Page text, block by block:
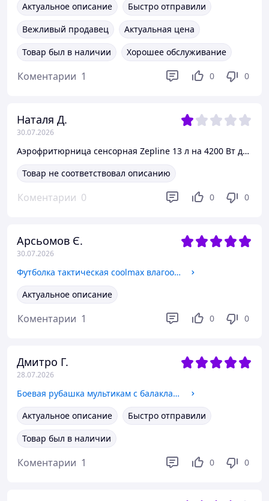
Актуальное описание
Быстро отправили
Вежливый продавец
Актуальная цена
Товар был в наличии
Хорошее обслуживание
Коментарии 1 0 0
Наталя Д.
30.07.2026
Аэрофритюрница сенсорная Zepline 13 л на 4200 Вт два тена, универсальная мультипеч аэрогриль для дома Kp7cv
Товар не соответствовал описанию
Коментарии 0 0 0
Арсьомов Є.
30.07.2026
Футболка тактическая coolmax влагоотводящая 100% полиэстр, армейская футболка зсу цвет койот frocgs 3XL
Актуальное описание
Коментарии 1 0 0
Дмитро Г.
28.07.2026
Боевая рубашка мультикам c балаклавой, мужская тактическая боевая рубашка ubacs coolmax frocgs
Актуальное описание
Быстро отправили
Товар был в наличии
Коментарии 1 0 0